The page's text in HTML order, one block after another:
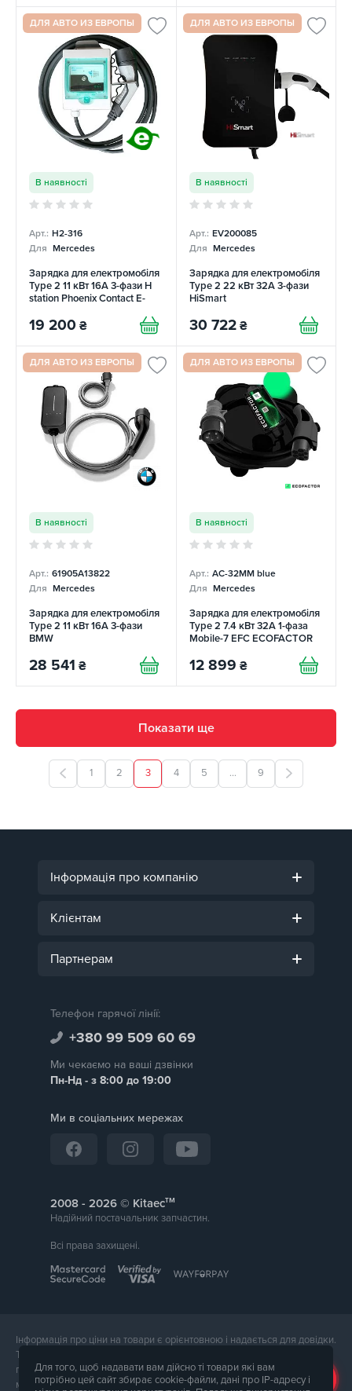
ДЛЯ АВТО ИЗ ЕВРОПЫ
В наявності
Арт.: H2-316
Для Mercedes
Зарядка для електромобіля
Type 2 11 кВт 16A 3-фази Н
station Phoenix Contact E-
19 200 ₴
ДЛЯ АВТО ИЗ ЕВРОПЫ
В наявності
Арт.: EV200085
Для Mercedes
Зарядка для електромобіля
Type 2 22 кВт 32A 3-фази
HiSmart
30 722 ₴
ДЛЯ АВТО ИЗ ЕВРОПЫ
В наявності
Арт.: 61905A13822
Для Mercedes
Зарядка для електромобіля
Type 2 11 кВт 16A 3-фази
BMW
28 541 ₴
ДЛЯ АВТО ИЗ ЕВРОПЫ
В наявності
Арт.: AC-32MM blue
Для Mercedes
Зарядка для електромобіля
Type 2 7.4 кВт 32А 1-фаза
Mobile-7 EFС ECOFACTOR
12 899 ₴
Показати ще
1 2 3 4 5 ... 9
Інформація про компанію
Клієнтам
Партнерам
Телефон гарячої лінії:
+380 99 509 60 69
Ми чекаємо на ваші дзвінки
Пн-Нд - з 8:00 до 19:00
Ми в соціальних мережах
2008 - © Kitaecтм
Надійний постачальник запчастин.
Всі права захищені.
Інформація про ціни на товари є орієнтовною і надається для довідки.
Точна вартість товару буде названа менеджером магазину при
підтвердження замовлення. Зовнішній вигляд і комплектація товару
може відрізнятися від його фотографії.
Для того, щоб надавати вам дійсно ті товари які вам
потрібно цей сайт збирає cookie-файли, дані про IP-адресу і